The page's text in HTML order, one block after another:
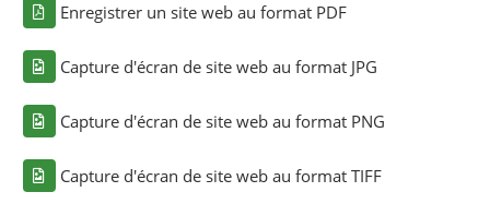
Enregistrer un site web au format PDF
Capture d'écran de site web au format JPG
Capture d'écran de site web au format PNG
Capture d'écran de site web au format TIFF